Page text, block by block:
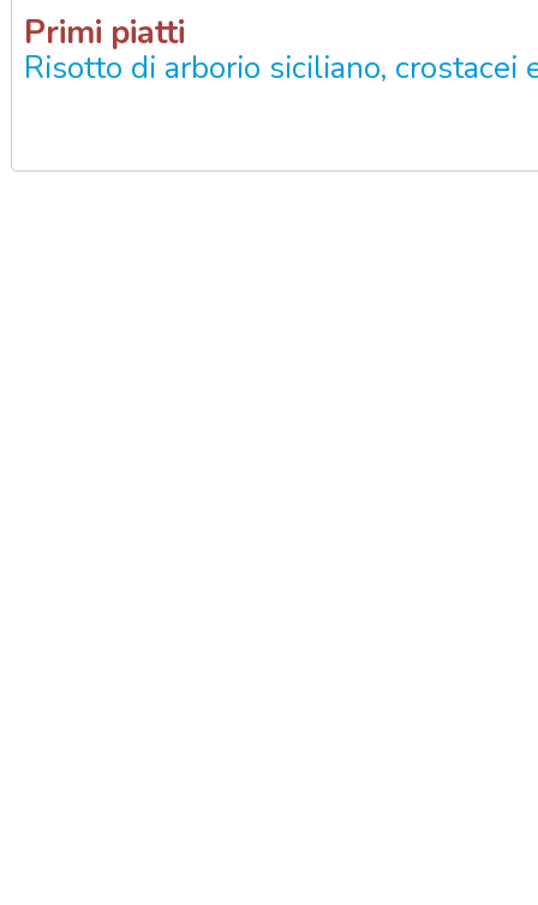
Primi piatti
Risotto di arborio siciliano, crostacei